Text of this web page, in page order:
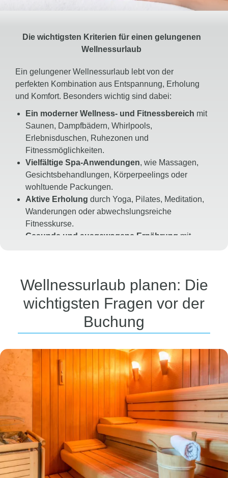
Die wichtigsten Kriterien für einen gelungenen
Wellnessurlaub
Ein gelungener Wellnessurlaub lebt von der
perfekten Kombination aus Entspannung, Erholung
und Komfort. Besonders wichtig sind dabei:
Ein moderner Wellness- und Fitnessbereich mit
Saunen, Dampfbädern, Whirlpools,
Erlebnisduschen, Ruhezonen und
Fitnessmöglichkeiten.
Vielfältige Spa-Anwendungen, wie Massagen,
Gesichtsbehandlungen, Körperpeelings oder
wohltuende Packungen.
Aktive Erholung durch Yoga, Pilates, Meditation,
Wanderungen oder abwechslungsreiche
Fitnesskurse.
Gesunde und ausgewogene Ernährung mit
und Hausschuhen für ein rundum entspanntes
Urlaubserlebnis.
Wellnessurlaub planen: Die
wichtigsten Fragen vor der
Buchung